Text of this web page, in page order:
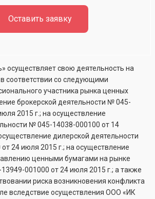
Оставить заявку
осуществляет свою деятельность на
соответствии со следующими
участника рынка ценных
брокерской деятельности №045-
2015 г.; на осуществление
№045-14038-000100 от 14
дилерской деятельности
от 24 июля 2015 г.; на осуществление
ценными бумагами на рынке
001000 от 24 июля 2015 г.; а также
риска возникновения конфликта
вследствие осуществления ООО «ИК